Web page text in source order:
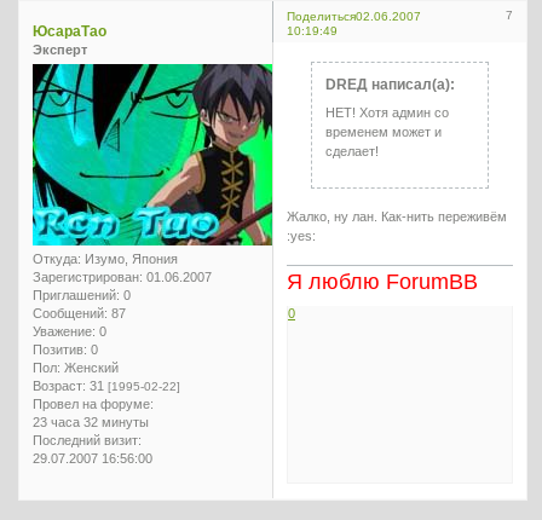
Поделиться 7
02.06.2007
10:19:49
ЮсараТао
Эксперт
Откуда: Изумо, Япония
Зарегистрирован: 01.06.2007
Приглашений: 0
Сообщений: 87
Уважение: 0
Позитив: 0
Пол: Женский
Возраст: 31 [1995-02-22]
Провел на форуме:
23 часа 32 минуты
Последний визит:
29.07.2007 16:56:00
DREД написал(а):
НЕТ! Хотя админ со
временем может и
сделает!
Жалко, ну лан. Как-нить переживём
:yes:
Я люблю ForumBB
0